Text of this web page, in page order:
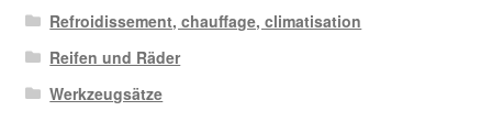
Refroidissement, chauffage, climatisation
Reifen und Räder
Werkzeugsätze